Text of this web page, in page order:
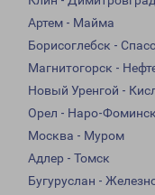
Артем - Майма
Борисоглебск -
Магнитогорск -
Новый Уренгой -
Орел - Наро-
Москва - Муром
Адлер - Томск
Бугуруслан -